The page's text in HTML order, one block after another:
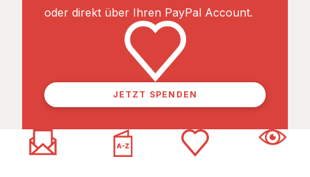
oder direkt über Ihren PayPal Account.
JETZT SPENDEN